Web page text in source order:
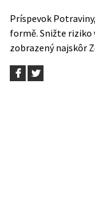
Príspevok
formě. Snižte
zobrazený najskôr